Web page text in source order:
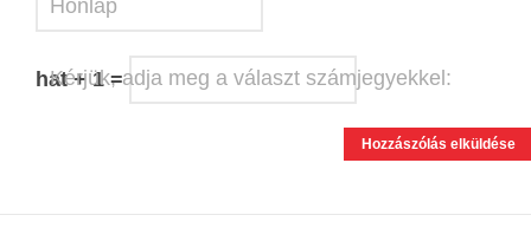
Honlap
Kérjük, adja meg a választ számjegyekkel:
hat + 1 =